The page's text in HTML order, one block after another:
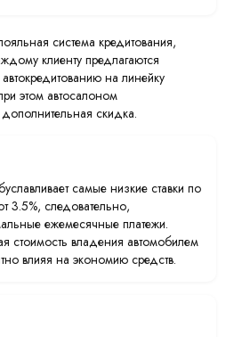
система кредитования,
клиенту предлагаются
на линейку
этом автосалоном
скидка.
самые низкие ставки по
3.5%, следовательно,
ежемесячные платежи.
стоимость владения автомобилем
влияя на экономию средств.